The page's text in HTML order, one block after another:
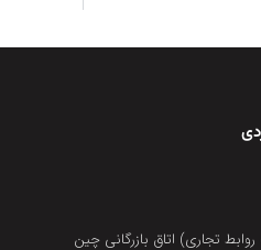
تجاری) اتاق بازرگانی چین